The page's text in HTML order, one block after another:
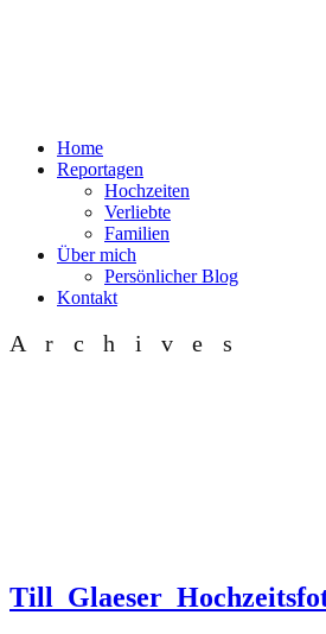
Home
Reportagen
Hochzeiten
Verliebte
Familien
Über mich
Persönlicher Blog
Kontakt
Archives